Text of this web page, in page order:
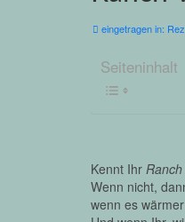
eingetragen in:
Seiteninhalt
Kennt Ihr
Wenn nicht,
wenn es